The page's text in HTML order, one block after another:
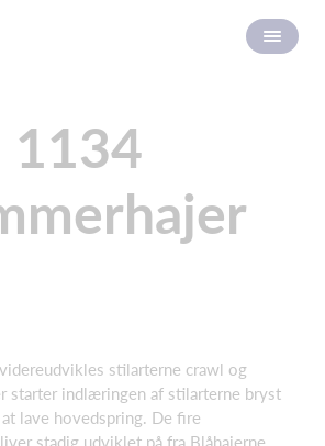
1134
stilarterne crawl og
starter indlæringen af stilarterne bryst
lave hovedspring. De fire
stadig udviklet på fra Blåhajerne.